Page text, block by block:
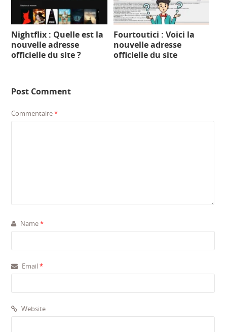
Nightflix : Quelle est la
nouvelle adresse
officielle du site ?
Fourtoutici : Voici la
nouvelle adresse
officielle du site
Post Comment
Commentaire*
Name*
Email*
Website